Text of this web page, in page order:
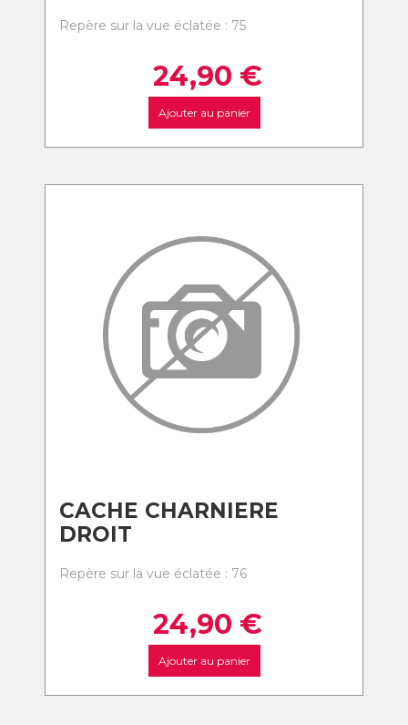
Repère sur la vue éclatée : 75
24,90 €
Ajouter au panier
CACHE CHARNIERE
DROIT
Repère sur la vue éclatée : 76
24,90 €
Ajouter au panier